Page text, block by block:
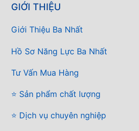
GIỚI THIỆU
Giới Thiệu Ba Nhất
Hồ Sơ Năng Lực Ba Nhất
Tư Vấn Mua Hàng
⭐ Sản phẩm chất lượng
⭐ Dịch vụ chuyên nghiệp